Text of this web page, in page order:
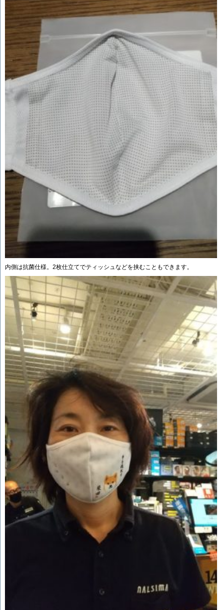
内側は抗菌仕様。2枚仕立てでティッシュなどを挟むこともできます。